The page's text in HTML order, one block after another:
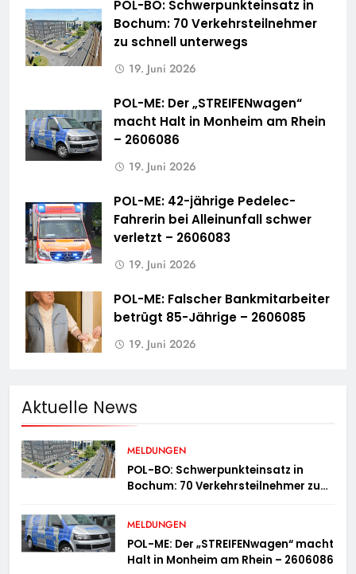
POL-BO: Schwerpunkteinsatz in
Bochum: 70 Verkehrsteilnehmer
zu schnell unterwegs
19. Juni 2026
POL-ME: Der „STREIFENwagen“
macht Halt in Monheim am Rhein
– 2606086
19. Juni 2026
POL-ME: 42-jährige Pedelec-
Fahrerin bei Alleinunfall schwer
verletzt – 2606083
19. Juni 2026
POL-ME: Falscher Bankmitarbeiter
betrügt 85-Jährige – 2606085
19. Juni 2026
Aktuelle News
MELDUNGEN
POL-BO: Schwerpunkteinsatz in
Bochum: 70 Verkehrsteilnehmer zu
MELDUNGEN
POL-ME: Der „STREIFENwagen“ macht
Halt in Monheim am Rhein – 2606086